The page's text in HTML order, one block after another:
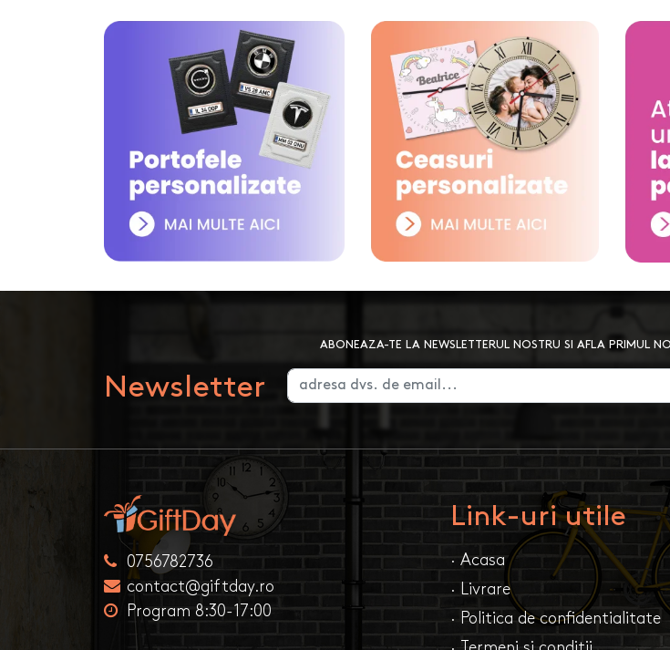
Newsletter
ABONEAZA-TE LA NEWSLETTERUL NOSTRU SI AFLA PRIMUL
0756782736
contact@giftday.ro
Program 8:30-17:00
Link-uri utile
· Acasa
· Livrare
· Politica de confidentialitate